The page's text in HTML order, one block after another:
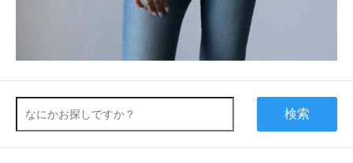
検索